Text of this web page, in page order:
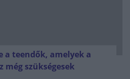
a teendők, amelyek a
még szükségesek